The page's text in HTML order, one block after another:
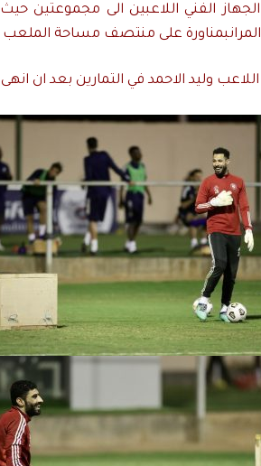
الجهاز الفني اللاعبين الى مجموعتين حيث
المرانبمناورة على منتصف مساحة الملعب
اللاعب وليد الاحمد في التمارين بعد ان انهى